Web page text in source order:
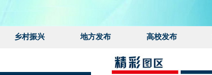
乡村振兴 地方发布 高校发布